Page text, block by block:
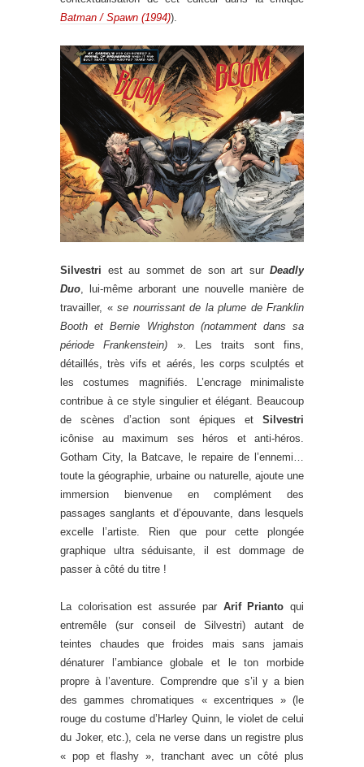
Batman / Spawn (1994)).
Silvestri est au sommet de son art sur Deadly
Duo , lui-même arborant une nouvelle manière de
travailler, « se nourrissant de la plume de Franklin
Booth et Bernie Wrighston (notamment dans sa
période Frankenstein) ». Les traits sont fins,
détaillés, très vifs et aérés, les corps sculptés et
les costumes magnifiés. L’encrage minimaliste
contribue à ce style singulier et élégant. Beaucoup
de scènes d’action sont épiques et Silvestri
icônise au maximum ses héros et anti-héros.
Gotham City, la Batcave, le repaire de l’ennemi…
toute la géographie, urbaine ou naturelle, ajoute une
immersion bienvenue en complément des
passages sanglants et d’épouvante, dans lesquels
excelle l’artiste. Rien que pour cette plongée
graphique ultra séduisante, il est dommage de
passer à côté du titre !
La colorisation est assurée par Arif Prianto qui
entremêle (sur conseil de Silvestri) autant de
teintes chaudes que froides mais sans jamais
dénaturer l’ambiance globale et le ton morbide
propre à l’aventure. Comprendre que s’il y a bien
des gammes chromatiques « excentriques » (le
rouge du costume d’Harley Quinn, le violet de celui
du Joker, etc.), cela ne verse dans un registre plus
« pop et flashy », tranchant avec un côté plus